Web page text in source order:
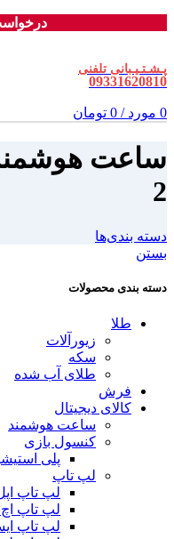
پـشـتـیـبانی تلفنی
09331620810
0 مورد /
0 تومان
ساعت هوشمند
2
دسته بندی‌ها
بستن
دسته بندی محصولات
طلا
زیورآلات
سکه
طلای آب شده
فرش
کالای دیجیتال
ساعت هوشمند
کنسول بازی
پلی
لپ تاپ
لپ تاپ
لپ تاپ
لپ تاپ